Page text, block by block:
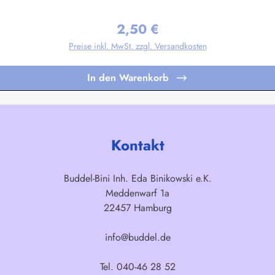
Regulärer Preis:
2,50 €
Preise inkl. MwSt. zzgl. Versandkosten
In den Warenkorb
Kontakt
Buddel-Bini Inh. Eda Binikowski e.K.
Meddenwarf 1a
22457 Hamburg
info@buddel.de
Tel. 040-46 28 52